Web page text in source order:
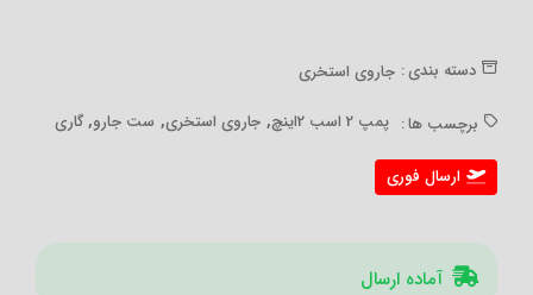
دسته بندی : جاروی استخری
برچسب ها : پمپ 2 اسب 2اینچ , جاروی استخری, ست جارو,گاری
ارسال فوری
آماده ارسال